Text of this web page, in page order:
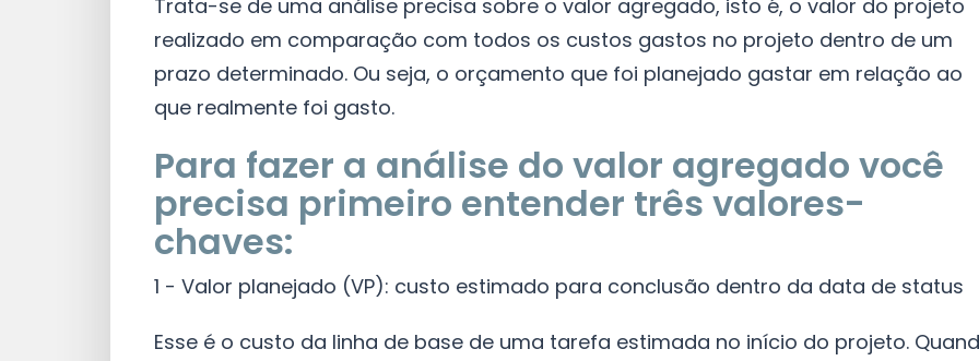
Trata-se de uma análise precisa sobre o valor agregado, isto é, o valor do projeto
realizado em comparação com todos os custos gastos no projeto dentro de um
prazo determinado. Ou seja, o orçamento que foi planejado gastar em relação ao
que realmente foi gasto.
Para fazer a análise do valor agregado você
precisa primeiro entender três valores-
chaves:
1 - Valor planejado (VP): custo estimado para conclusão dentro da data de status
Esse é o custo da linha de base de uma tarefa estimada no início do projeto.